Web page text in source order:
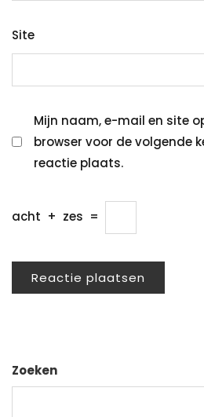
Site
Mijn naam, e-mail en site
browser voor de volgende
reactie plaats.
acht + zes =
Zoeken